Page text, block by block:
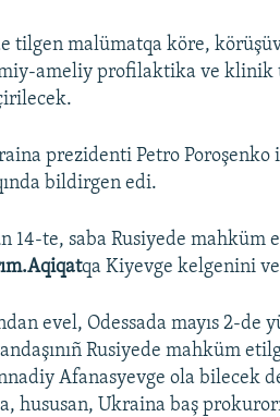
tilgen malümatqa köre,
ameliy profilaktika ve klinik
prezidenti Petro Poroşenko
bildirgen edi.
14-te, saba Rusiyede mahküm
qa Kiyevge kelgenini
evel, Odessada mayıs 2-de
Rusiyede mahküm
Afanasyevge ola bilecek
hususan, Ukraina baş